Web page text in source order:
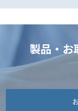
製品・お